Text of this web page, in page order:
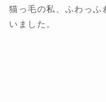
猫っ毛の私、ふわっふ
いました。